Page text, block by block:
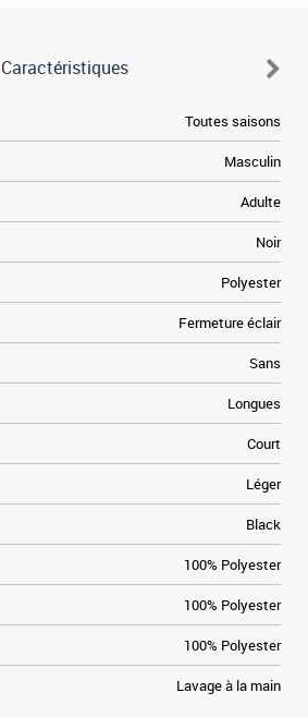
Caractéristiques
Toutes saisons
Masculin
Adulte
Noir
Polyester
Fermeture éclair
Sans
Longues
Court
Léger
Black
100% Polyester
100% Polyester
100% Polyester
Lavage à la main